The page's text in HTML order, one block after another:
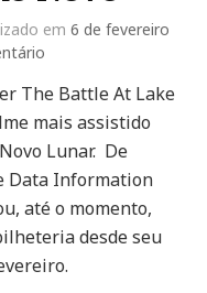
em 6 de fevereiro
Battle
At
Lake
II
é
o
filme
The Battle At Lake
mais assistido
Lunar. De
Data Information
até o momento,
desde seu